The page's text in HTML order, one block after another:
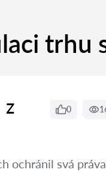
trhu
z 0
ochránil svá